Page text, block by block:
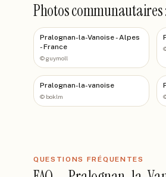
Photos
Pralognan-la-Vanoise - Alpes
- France
©guymoll
Pralognan-la-vanoise
© boklm
QUESTIONS FRÉQUENTES